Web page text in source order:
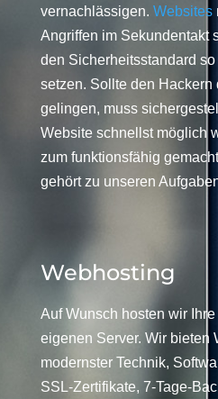
vernachlässigen. Websites
Angriffen im Sekundentakt
den Sicherheitsstandard
setzen. Sollte den Hackern
gelingen, muss
Website schnellst möglich
zum funktionsfähig
gehört zu unseren
Webhosting
Auf Wunsch hosten wir Ihre
eigenen Server. Wir bieten
modernster Technik,
SSL-Zertifikate, 7-Tage-